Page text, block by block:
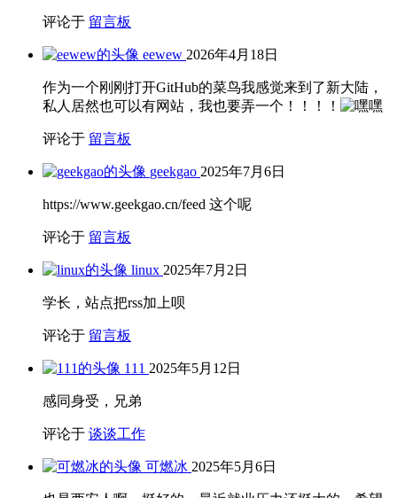
评论于 留言板
eewew 2026年4月18日
作为一个刚刚打开GitHub的菜鸟我感觉来到了新大陆，
私人居然也可以有网站，我也要弄一个！！！！
评论于 留言板
geekgao 2025年7月6日
https://www.geekgao.cn/feed 这个呢
评论于 留言板
linux 2025年7月2日
学长，站点把rss加上呗
评论于 留言板
111 2025年5月12日
感同身受，兄弟
评论于 谈谈工作
可燃冰 2025年5月6日